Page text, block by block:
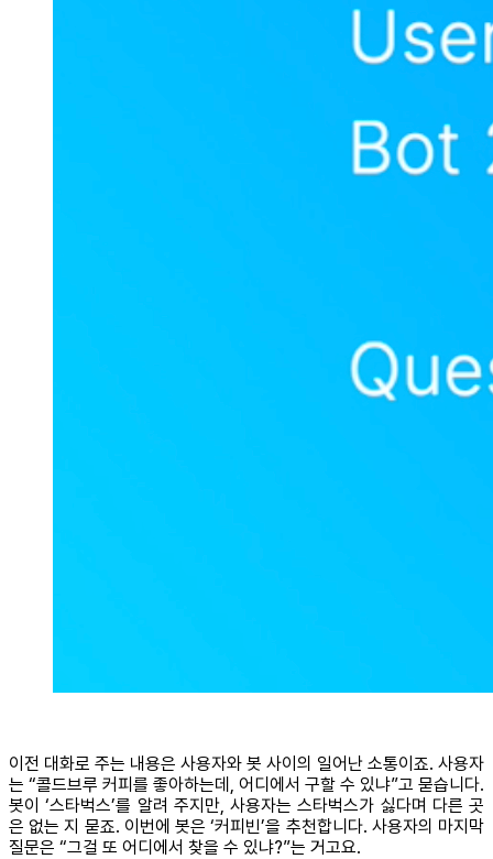
이전 대화로 주는 내용은 사용자와 봇 사이의 일어난 소통이죠. 사용자
는 “콜드브루 커피를 좋아하는데, 어디에서 구할 수 있냐”고 묻습니다.
봇이 ‘스타벅스’를 알려 주지만, 사용자는 스타벅스가 싫다며 다른 곳
은 없는 지 묻죠. 이번에 봇은 ‘커피빈’을 추천합니다. 사용자의 마지막
질문은 “그걸 또 어디에서 찾을 수 있냐?”는 거고요.